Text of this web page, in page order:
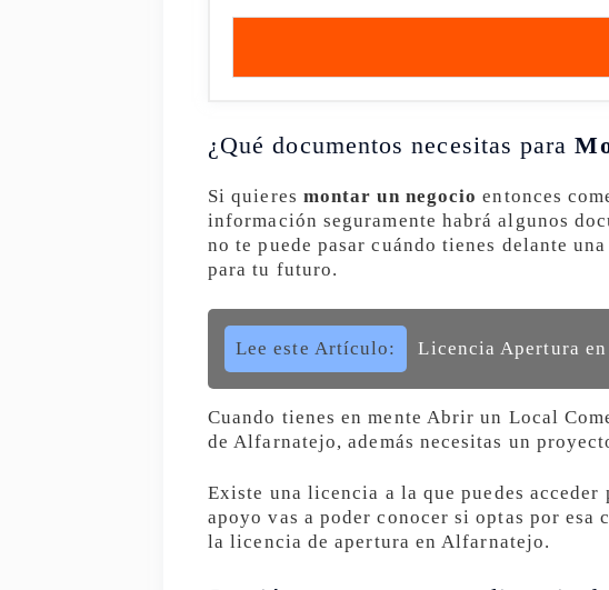
¿Qué documentos necesitas para
Si quieres montar un negocio entonces
información seguramente habrá algunos
no te puede pasar cuándo tienes delante
para tu futuro.
Lee este Artículo: Licencia Apertura
Cuando tienes en mente Abrir un Local
de Alfarnatejo, además necesitas un
Existe una licencia a la que puedes
apoyo vas a poder conocer si optas por
la licencia de apertura en Alfarnatejo.